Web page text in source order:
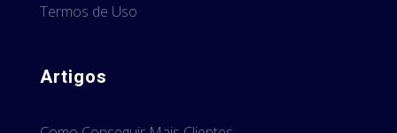
Termos de Uso
Artigos